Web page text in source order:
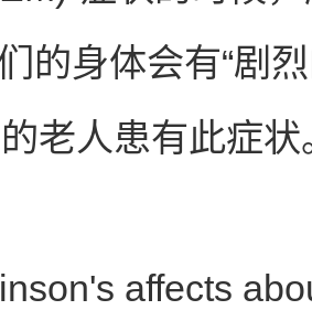
的身体会有“剧
的老人患有此症状
affects